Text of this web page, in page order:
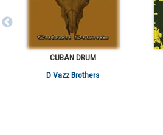
CUBAN DRUM
D Vazz Brothers